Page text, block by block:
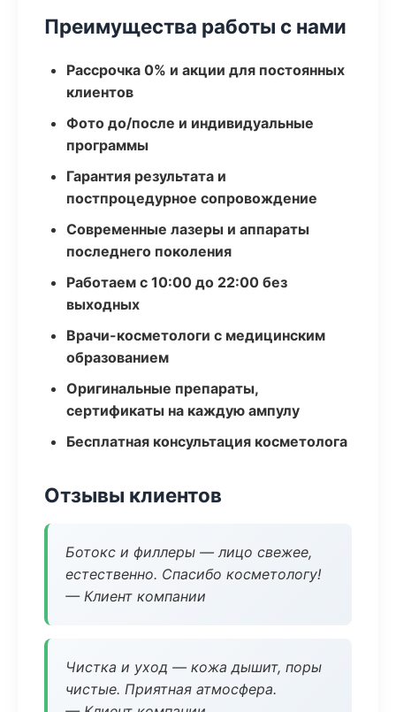
Преимущества работы с нами
Рассрочка 0% и акции для постоянных
клиентов
Фото до/после и индивидуальные
программы
Гарантия результата и
постпроцедурное сопровождение
Современные лазеры и аппараты
последнего поколения
Работаем с 10:00 до 22:00 без
выходных
Врачи-косметологи с медицинским
образованием
Оригинальные препараты,
сертификаты на каждую ампулу
Бесплатная консультация косметолога
Отзывы клиентов
Ботокс и филлеры — лицо свежее,
естественно. Спасибо косметологу!
— Клиент компании
Чистка и уход — кожа дышит, поры
чистые. Приятная атмосфера.